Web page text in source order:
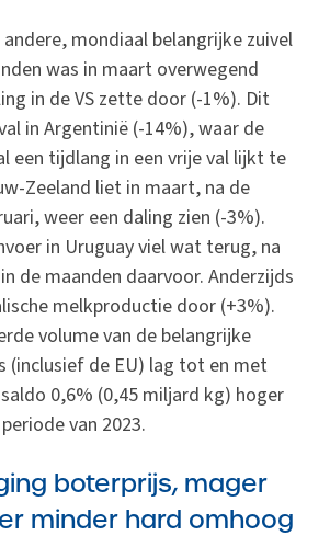
mondiaal belangrijke zuivel
was in maart overwegend
in de VS zette door (-1%). Dit
in Argentinië (-14%), waar de
een tijdlang in een vrije val lijkt te
Zeeland liet in maart, na de
weer een daling zien (-3%).
in Uruguay viel wat terug, na
de maanden daarvoor. Anderzijds
melkproductie door (+3%).
volume van de belangrijke
(inclusief de EU) lag tot en met
0,6% (0,45 miljard kg) hoger
van 2023.
boterprijs, mager
minder hard omhoog